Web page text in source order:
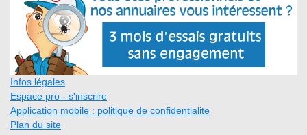
Infos légales
Espace pro - s'inscrire
Application mobile : politique de confidentialite
Plan du site